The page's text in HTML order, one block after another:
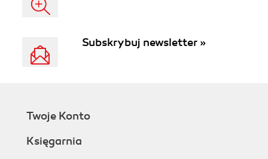
Subskrybuj newsletter »
Twoje Konto
Księgarnia